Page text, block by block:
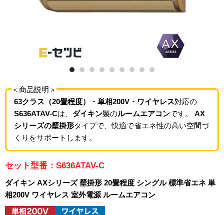
＜商品説明＞
63クラス（20畳程度）・単相200V・ワイヤレス対応の
S636ATAV-Cは、 ダイキン製のルームエアコンです。 AX
シリーズの壁掛形タイプで、快適で省エネ性の高い空間づ
くりをサポートします。
セット型番：S636ATAV-C
ダイキン AXシリーズ 壁掛形 20畳程度 シングル 標準省エネ 単
相200V ワイヤレス 室外電源 ルームエアコン